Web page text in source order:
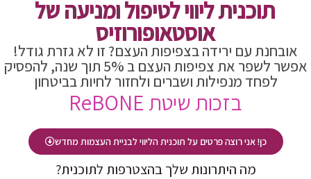
תוכנית ליווי לטיפול ומניעה של
אוסטאופורוזיס
אובחנת עם ירידה בצפיפות העצם? זו לא גזרת גודל!
אפשר לשפר את צפיפות העצם ב 5% תוך שנה, להפסיק
לפחד מנפילות ושברים ולחזור לחיות בביטחון
בזכות שיטת ReBONE
כן! אני רוצה פרטים על תוכנית הליווי לבניית העצמות מחדש
מה היתרונות שלך בהצטרפות לתוכנית?